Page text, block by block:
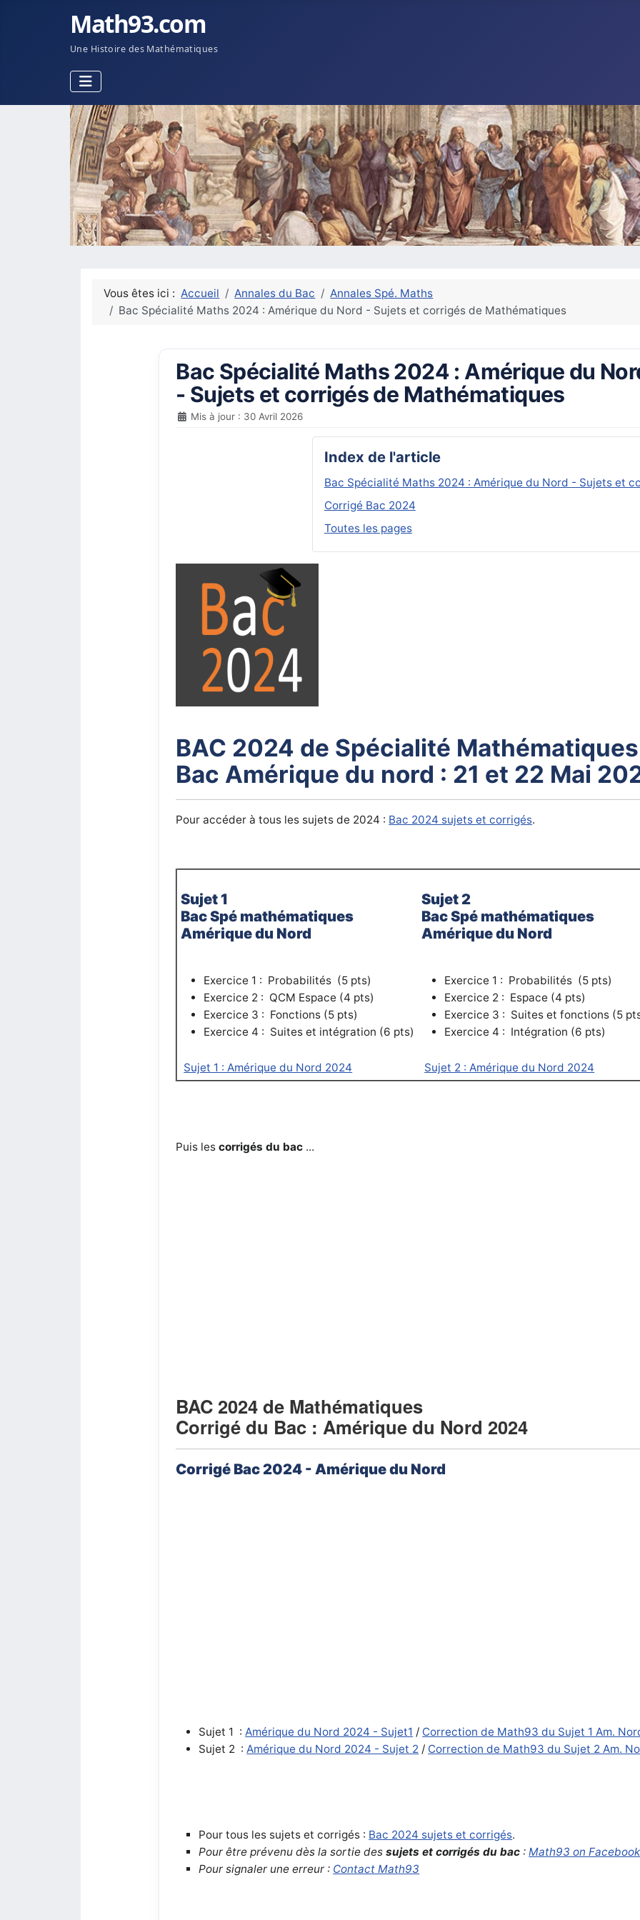
Math93.com
Une Histoire des Mathématiques
Vous êtes ici :Accueil Annales du Bac
Annales Spé. Maths
Bac Spécialité Maths 2024 : Amérique du Nord - Sujets et corrigés de Mathématiques
Bac Spécialité Maths 2024 : Amérique du
- Sujets et corrigés de Mathématiques
Mis à jour : 30 Avril 2026
Index de l'article
Bac Spécialité Maths 2024 : Amérique du Nord - Sujets et
Corrigé Bac 2024
Toutes les pages
BAC 2024 de Spécialité Mathématiques
Bac Amérique du nord : 21 et 22 Mai
Pour accéder à tous les sujets de 2024 : Bac 2024 sujets et corrigés.
Sujet 1
Bac Spé mathématiques
Amérique du Nord
Sujet 2
Bac Spé mathématiques
Amérique du Nord
Exercice 1 : Probabilités (5 pts)
Exercice 2 : QCM Espace (4 pts)
Exercice 3 : Fonctions (5 pts)
Exercice 4 : Suites et intégration (6 pts)
Exercice 1 : Probabilités (5 pts)
Exercice 2 : Espace (4 pts)
Exercice 3 : Suites et fonctions (5
Exercice 4 : Intégration (6 pts)
Sujet 1 : Amérique du Nord 2024 Sujet 2 : Amérique du Nord 2024
Puis lescorrigés du bac ...
BAC 2024 de Mathématiques
Corrigé du Bac : Amérique du Nord 2024
Corrigé Bac 2024 - Amérique du Nord
Sujet 1 : Amérique du Nord 2024 - Sujet1 / Correction de Math93 du Sujet 1 Am.
Sujet 2 : Amérique du Nord 2024 - Sujet 2 / Correction de Math93 du Sujet 2 Am.
Pour tous les sujets et corrigés : Bac 2024 sujets et corrigés.
Pour être prévenu dès la sortie dessujets et corrigés du bac :Math93 on Facebook
Pour signaler une erreur : Contact Math93